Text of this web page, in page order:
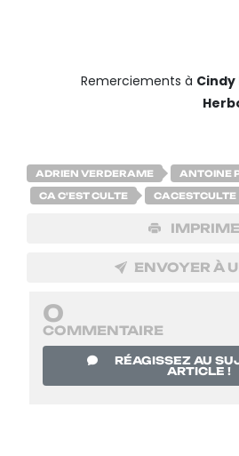
Remerciements à Cindy
ADRIEN VERDERAME ANTOINE
CA C'EST CULTE CACESTCULTE
ENVOYER À
0
COMMENTAIRE
RÉAGISSEZ AU
ARTICLE !